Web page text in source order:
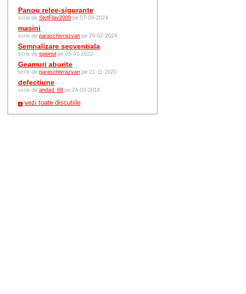
Panou relee-sigurante
scris de StefFlav2009 pe 07-09-2024
masini
scris de paraschivrazvan pe 26-02-2024
Semnalizare secventiala
scris de spionul pe 03-03-2022
Geamuri aburite
scris de paraschivrazvan pe 21-11-2020
defectiune
scris de andad_68 pe 24-03-2018
vezi toate discutiile